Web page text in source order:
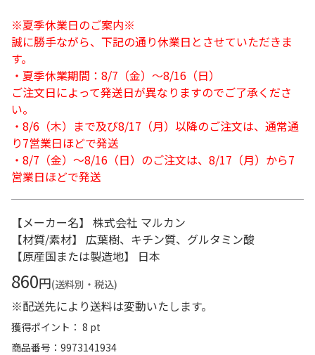
※夏季休業日のご案内※
誠に勝手ながら、下記の通り休業日とさせていただきま
す。
・夏季休業期間：8/7（金）～8/16（日）
ご注文日によって発送日が異なりますのでご了承くださ
い。
・8/6（木）まで及び8/17（月）以降のご注文は、通常通
り7営業日ほどで発送
・8/7（金）～8/16（日）のご注文は、8/17（月）から7
営業日ほどで発送
【メーカー名】 株式会社 マルカン
【材質/素材】 広葉樹、キチン質、グルタミン酸
【原産国または製造地】 日本
860円(送料別・税込)
※配送先により送料は変動いたします。
獲得ポイント： 8 pt
商品番号
9973141934